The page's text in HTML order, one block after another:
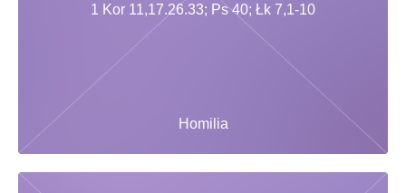
Homilia
1 Kor 11,17.26.33; Ps 40; Łk 7,1-10